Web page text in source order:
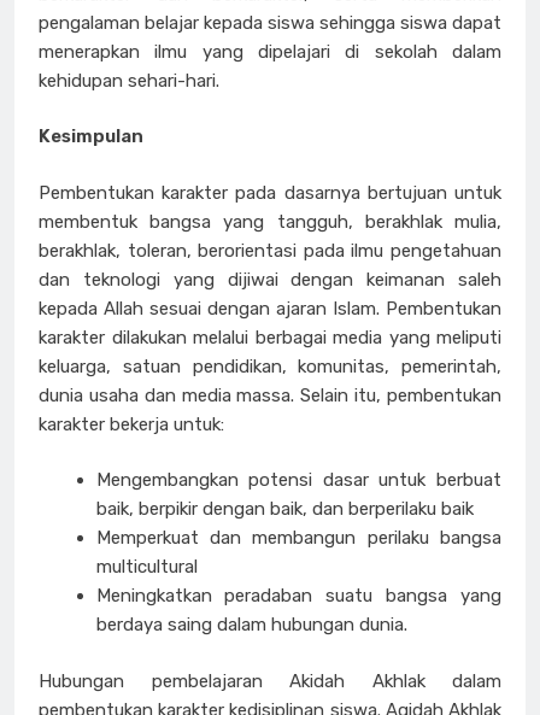
pengalaman belajar kepada siswa sehingga siswa dapat
menerapkan ilmu yang dipelajari di sekolah dalam
kehidupan sehari-hari.
Kesimpulan
Pembentukan karakter pada dasarnya bertujuan untuk
membentuk bangsa yang tangguh, berakhlak mulia,
berakhlak, toleran, berorientasi pada ilmu pengetahuan
dan teknologi yang dijiwai dengan keimanan saleh
kepada Allah sesuai dengan ajaran Islam. Pembentukan
karakter dilakukan melalui berbagai media yang meliputi
keluarga, satuan pendidikan, komunitas, pemerintah,
dunia usaha dan media massa. Selain itu, pembentukan
karakter bekerja untuk:
Mengembangkan potensi dasar untuk berbuat
baik, berpikir dengan baik, dan berperilaku baik
Memperkuat dan membangun perilaku bangsa
multicultural
Meningkatkan peradaban suatu bangsa yang
berdaya saing dalam hubungan dunia.
Hubungan pembelajaran Akidah Akhlak dalam
pembentukan karakter kedisiplinan siswa. Aqidah Akhlak